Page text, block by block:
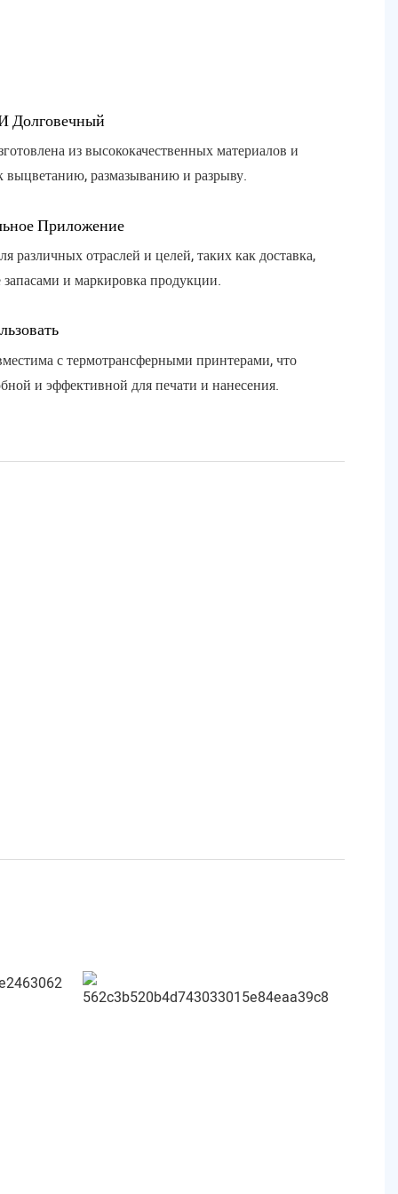
Долговечный
​​из высококачественных материалов и
выцветанию, размазыванию и разрыву.
Приложение
различных отраслей и целей, таких как доставка,
и маркировка продукции.
с термотрансферными принтерами, что
и эффективной для печати и нанесения.